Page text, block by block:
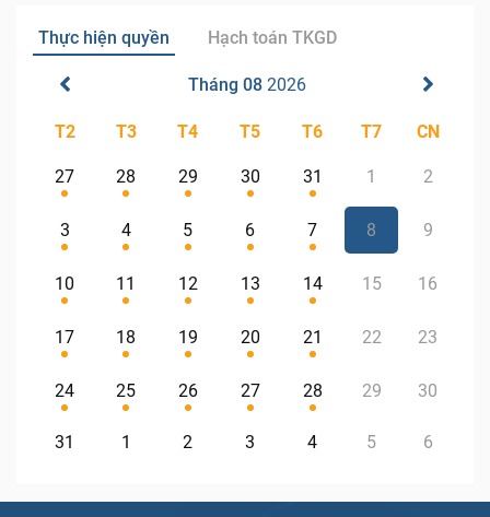
Thực hiện quyền Hạch toán TKGD
Tháng 08 2026
T2 T3 T4 T5 T6 T7 CN
27 28 29 30 31 1 2
3 4 5 6 7 8 9
10 11 12 13 14 15 16
17 18 19 20 21 22 23
24 25 26 27 28 29 30
31 1 2 3 4 5 6